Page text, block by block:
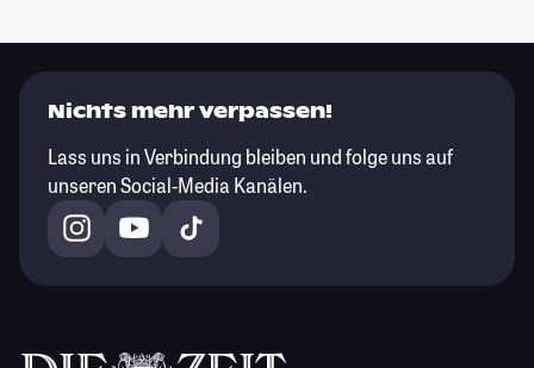
Nichts mehr verpassen!
Lass uns in Verbindung bleiben und folge uns auf
unseren Social-Media Kanälen.